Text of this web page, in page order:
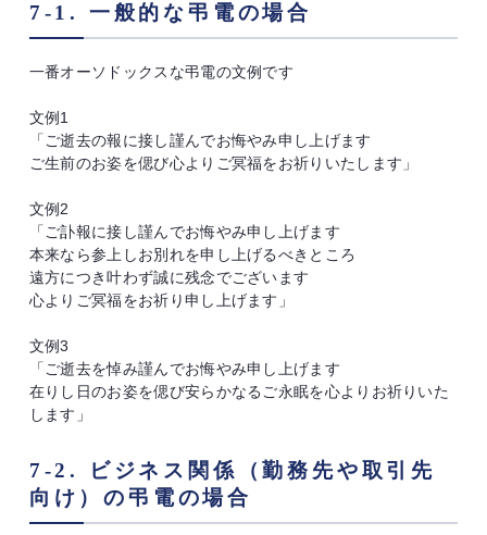
7-1. 一般的な弔電の場合
一番オーソドックスな弔電の文例です
文例1
「ご逝去の報に接し謹んでお悔やみ申し上げます
ご生前のお姿を偲び心よりご冥福をお祈りいたします」
文例2
「ご訃報に接し謹んでお悔やみ申し上げます
本来なら参上しお別れを申し上げるべきところ
遠方につき叶わず誠に残念でございます
心よりご冥福をお祈り申し上げます」
文例3
「ご逝去を悼み謹んでお悔やみ申し上げます
在りし日のお姿を偲び安らかなるご永眠を心よりお祈りいた
します」
7-2. ビジネス関係（勤務先や取引先
向け）の弔電の場合